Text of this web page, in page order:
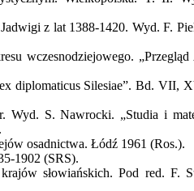
z lat 1388-1420. Wyd. F.
wczesnodziejowego. „Przegląd
diplomaticus Silesiae”. Bd.
Wyd. S. Nawrocki. „Studia i
osadnictwa. Łódź 1961 (Ros.).
1902 (SRS).
słowiańskich. Pod red. F.